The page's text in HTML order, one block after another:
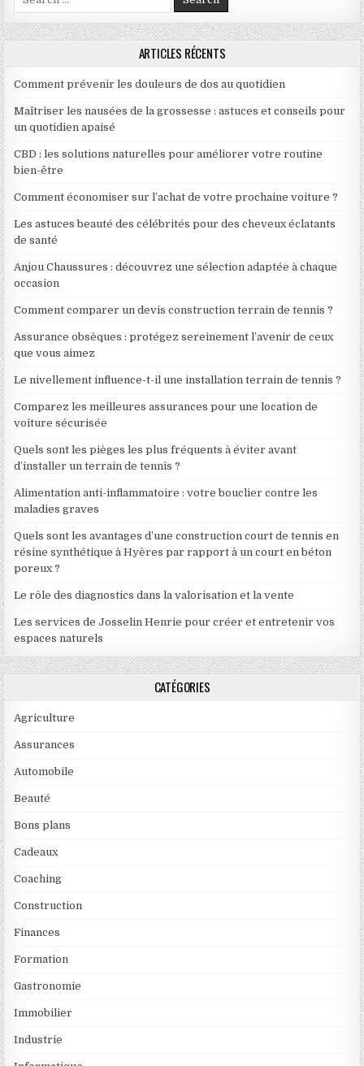
ARTICLES RÉCENTS
Comment prévenir les douleurs de dos au quotidien
Maîtriser les nausées de la grossesse : astuces et conseils pour
un quotidien apaisé
CBD : les solutions naturelles pour améliorer votre routine
bien-être
Comment économiser sur l’achat de votre prochaine voiture ?
Les astuces beauté des célébrités pour des cheveux éclatants
de santé
Anjou Chaussures : découvrez une sélection adaptée à chaque
occasion
Comment comparer un devis construction terrain de tennis ?
Assurance obsèques : protégez sereinement l’avenir de ceux
que vous aimez
Le nivellement influence-t-il une installation terrain de tennis ?
Comparez les meilleures assurances pour une location de
voiture sécurisée
Quels sont les pièges les plus fréquents à éviter avant
d’installer un terrain de tennis ?
Alimentation anti-inflammatoire : votre bouclier contre les
maladies graves
Quels sont les avantages d’une construction court de tennis en
résine synthétique à Hyères par rapport à un court en béton
poreux ?
Le rôle des diagnostics dans la valorisation et la vente
Les services de Josselin Henrie pour créer et entretenir vos
espaces naturels
CATÉGORIES
Agriculture
Assurances
Automobile
Beauté
Bons plans
Cadeaux
Coaching
Construction
Finances
Formation
Gastronomie
Immobilier
Industrie